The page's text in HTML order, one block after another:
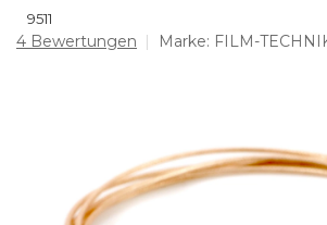
9511
Die
4 Bewertungen Marke: FILM-